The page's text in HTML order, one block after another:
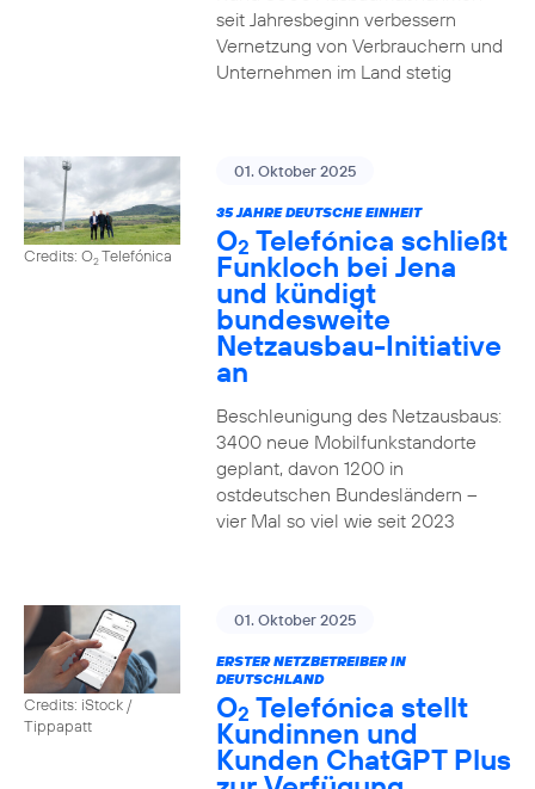
seit Jahresbeginn verbessern
Vernetzung von Verbrauchern und
Unternehmen im Land stetig
Credits: O2Telefónica
01. Oktober 2025
35 JAHRE DEUTSCHE EINHEIT
O2 Telefónica schließt
Funkloch bei Jena
und kündigt
bundesweite
Netzausbau-Initiative
an
Beschleunigung des Netzausbaus:
3400 neue Mobilfunkstandorte
geplant, davon 1200 in
ostdeutschen Bundesländern –
vier Mal so viel wie seit 2023
Credits: iStock /
Tippapatt
01. Oktober 2025
ERSTER NETZBETREIBER IN
DEUTSCHLAND
O2 Telefónica stellt
Kundinnen und
Kunden ChatGPT Plus